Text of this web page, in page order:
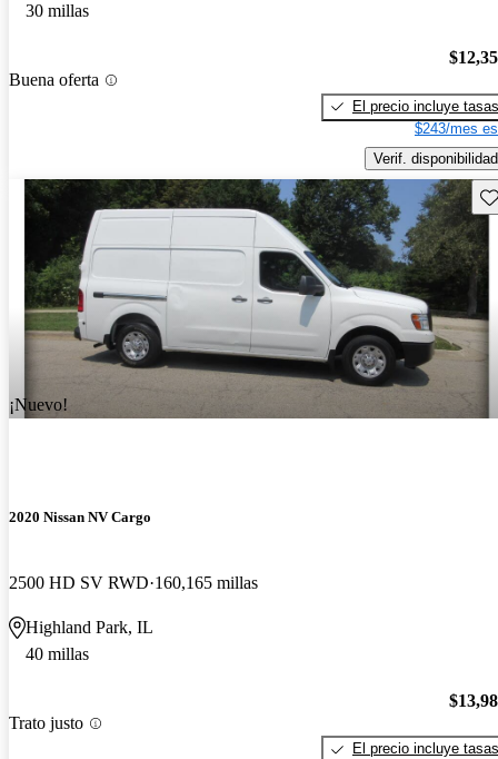
30 millas
Buena oferta
El precio incluye tasas
$243/mes
Verif. disponibilidad
¡Nuevo!
2020 Nissan NV Cargo
2500 HD SV RWD 160,165 millas
Highland Park, IL
40 millas
Trato justo
El precio incluye tasas